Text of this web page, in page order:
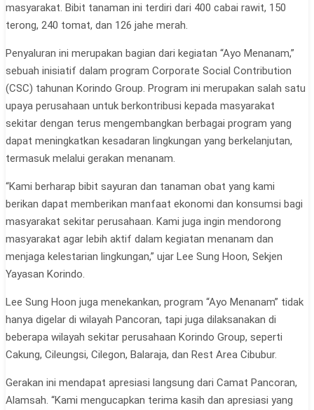
masyarakat. Bibit tanaman ini terdiri dari 400 cabai rawit, 150
terong, 240 tomat, dan 126 jahe merah.
Penyaluran ini merupakan bagian dari kegiatan “Ayo Menanam,”
sebuah inisiatif dalam program Corporate Social Contribution
(CSC) tahunan Korindo Group. Program ini merupakan salah satu
upaya perusahaan untuk berkontribusi kepada masyarakat
sekitar dengan terus mengembangkan berbagai program yang
dapat meningkatkan kesadaran lingkungan yang berkelanjutan,
termasuk melalui gerakan menanam.
“Kami berharap bibit sayuran dan tanaman obat yang kami
berikan dapat memberikan manfaat ekonomi dan konsumsi bagi
masyarakat sekitar perusahaan. Kami juga ingin mendorong
masyarakat agar lebih aktif dalam kegiatan menanam dan
menjaga kelestarian lingkungan,” ujar Lee Sung Hoon, Sekjen
Yayasan Korindo.
Lee Sung Hoon juga menekankan, program “Ayo Menanam” tidak
hanya digelar di wilayah Pancoran, tapi juga dilaksanakan di
beberapa wilayah sekitar perusahaan Korindo Group, seperti
Cakung, Cileungsi, Cilegon, Balaraja, dan Rest Area Cibubur.
Gerakan ini mendapat apresiasi langsung dari Camat Pancoran,
Alamsah. “Kami mengucapkan terima kasih dan apresiasi yang